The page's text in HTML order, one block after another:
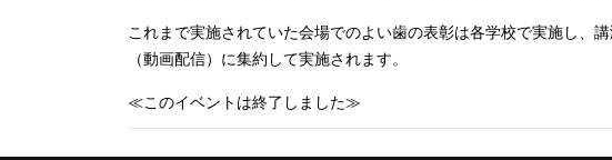
これまで実施されていた会場でのよい歯の表彰は各学校で実施し、
（動画配信）に集約して実施されます。
≪このイベントは終了しました≫